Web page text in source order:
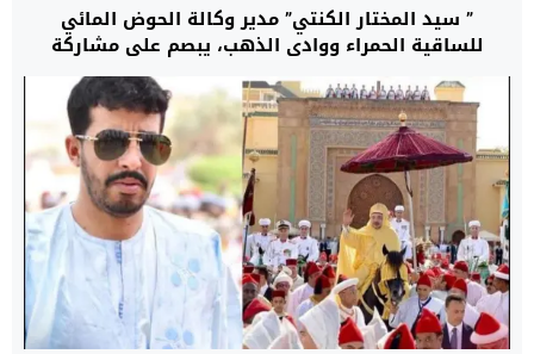
” سيد المختار الكنتي” مدير وكالة الحوض المائي
للساقية الحمراء ووادي الذهب، يبصم على مشاركة
متميزة بالمملكة العربية السعودية